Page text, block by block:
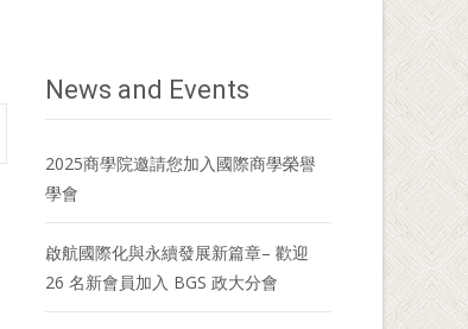
News and Events
2025商學院邀請您加入國際商學榮譽
學會
啟航國際化與永續發展新篇章– 歡迎
26 名新會員加入 BGS 政大分會